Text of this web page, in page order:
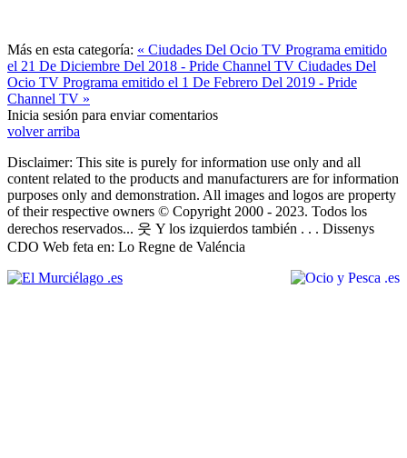
Más en esta categoría: « Ciudades Del Ocio TV Programa emitido
el 21 De Diciembre Del 2018 - Pride Channel TV Ciudades Del
Ocio TV Programa emitido el 1 De Febrero Del 2019 - Pride
Channel TV »
Inicia sesión para enviar comentarios
volver arriba
Disclaimer: This site is purely for information use only and all
content related to the products and manufacturers are for information
purposes only and demonstration. All images and logos are property
of their respective owners © Copyright 2000 - 2023. Todos los
derechos reservados... 웃 Y los izquierdos también . . . Dissenys
CDO Web feta en: Lo Regne de Valéncia